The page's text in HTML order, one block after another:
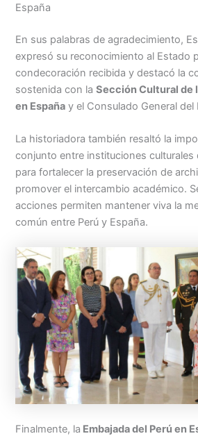
España
En sus palabras de agradecimiento,
expresó su reconocimiento al Estado
condecoración recibida y destacó la
sostenida con laSección Cultural de
en España y el Consulado General del
La historiadora también resaltó la
conjunto entre instituciones culturales
para fortalecer la preservación de
promover el intercambio académico.
acciones permiten mantener viva la
común entre Perú y España.
Finalmente, la Embajada del Perú en